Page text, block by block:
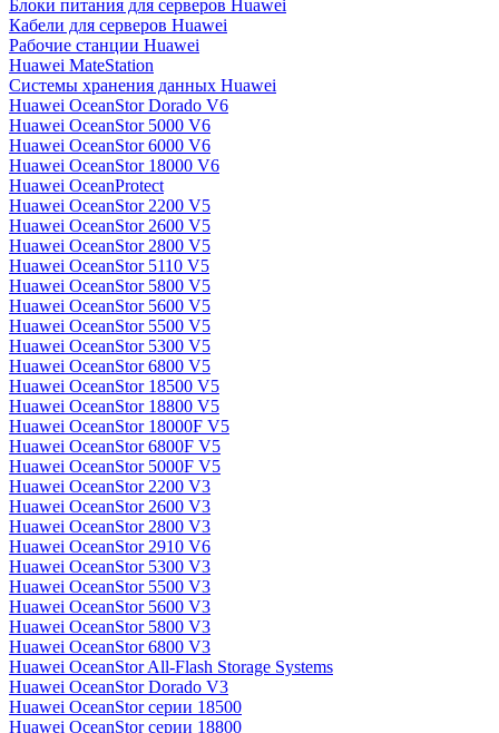
Блоки питания для серверов Huawei
Кабели для серверов Huawei
Рабочие станции Huawei
Huawei MateStation
Системы хранения данных Huawei
Huawei OceanStor Dorado V6
Huawei OceanStor 5000 V6
Huawei OceanStor 6000 V6
Huawei OceanStor 18000 V6
Huawei OceanProtect
Huawei OceanStor 2200 V5
Huawei OceanStor 2600 V5
Huawei OceanStor 2800 V5
Huawei OceanStor 5110 V5
Huawei OceanStor 5800 V5
Huawei OceanStor 5600 V5
Huawei OceanStor 5500 V5
Huawei OceanStor 5300 V5
Huawei OceanStor 6800 V5
Huawei OceanStor 18500 V5
Huawei OceanStor 18800 V5
Huawei OceanStor 18000F V5
Huawei OceanStor 6800F V5
Huawei OceanStor 5000F V5
Huawei OceanStor 2200 V3
Huawei OceanStor 2600 V3
Huawei OceanStor 2800 V3
Huawei OceanStor 2910 V6
Huawei OceanStor 5300 V3
Huawei OceanStor 5500 V3
Huawei OceanStor 5600 V3
Huawei OceanStor 5800 V3
Huawei OceanStor 6800 V3
Huawei OceanStor All-Flash Storage Systems
Huawei OceanStor Dorado V3
Huawei OceanStor серии 18500
Huawei OceanStor серии 18800